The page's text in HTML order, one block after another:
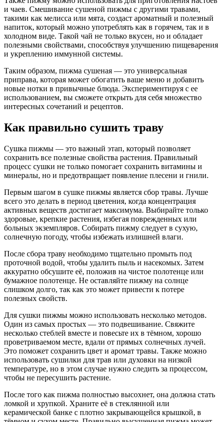
и чаев. Смешивание сушеной пижмы с другими травами,
такими как мелисса или мята, создаст ароматный и полезный
напиток, который можно употреблять как в горячем, так и в
холодном виде. Такой чай не только вкусен, но и обладает
полезными свойствами, способствуя улучшению пищеварения
и укреплению иммунной системы.
Таким образом, пижма сушеная — это универсальная
приправа, которая может обогатить ваше меню и добавить
новые нотки в привычные блюда. Экспериментируя с ее
использованием, вы сможете открыть для себя множество
интересных сочетаний и рецептов.
Как правильно сушить траву
Сушка пижмы — это важный этап, который позволяет
сохранить все полезные свойства растения. Правильный
процесс сушки не только помогает сохранить витамины и
минералы, но и предотвращает появление плесени и гнили.
Первым шагом в сушке пижмы является сбор травы. Лучше
всего это делать в период цветения, когда концентрация
активных веществ достигает максимума. Выбирайте только
здоровые, крепкие растения, избегая поврежденных или
больных экземпляров. Собирать пижму следует в сухую,
солнечную погоду, чтобы избежать излишней влаги.
После сбора траву необходимо тщательно промыть под
проточной водой, чтобы удалить пыль и насекомых. Затем
аккуратно обсушите её, положив на чистое полотенце или
бумажное полотенце. Не оставляйте пижму на солнце
слишком долго, так как это может привести к потере
полезных свойств.
Для сушки пижмы можно использовать несколько методов.
Один из самых простых — это подвешивание. Свяжите
несколько стеблей вместе и повесьте их в тёмном, хорошо
проветриваемом месте, вдали от прямых солнечных лучей.
Это поможет сохранить цвет и аромат травы. Также можно
использовать сушилки для трав или духовки на низкой
температуре, но в этом случае нужно следить за процессом,
чтобы не пересушить растение.
После того как пижма полностью высохнет, она должна стать
ломкой и хрупкой. Храните её в стеклянной или
керамической банке с плотно закрывающейся крышкой, в